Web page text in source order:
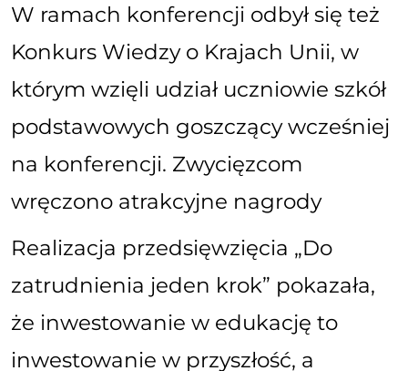
W ramach konferencji odbył się też
Konkurs Wiedzy o Krajach Unii, w
którym wzięli udział uczniowie szkół
podstawowych goszczący wcześniej
na konferencji. Zwycięzcom
wręczono atrakcyjne nagrody
Realizacja przedsięwzięcia „Do
zatrudnienia jeden krok” pokazała,
że inwestowanie w edukację to
inwestowanie w przyszłość, a